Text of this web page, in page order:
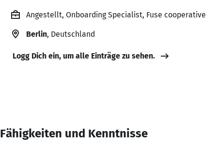
Angestellt, Onboarding Specialist, Fuse cooperative
Berlin, Deutschland
Logg Dich ein, um alle Einträge zu sehen.
Fähigkeiten und Kenntnisse